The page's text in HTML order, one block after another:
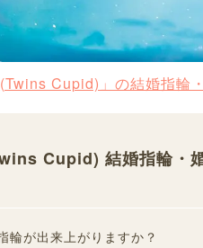
Cupid)」の結婚指輪
Cupid) 結婚指輪・
輪が出来上がりますか？